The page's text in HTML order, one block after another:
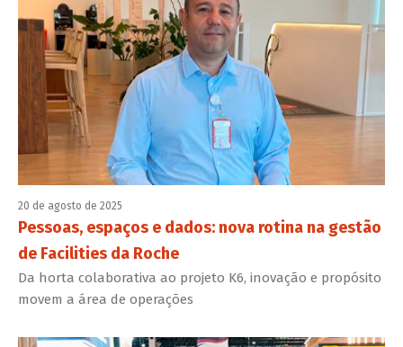
20 de agosto de 2025
Pessoas, espaços e dados: nova rotina na gestão
de Facilities da Roche
Da horta colaborativa ao projeto K6, inovação e propósito
movem a área de operações